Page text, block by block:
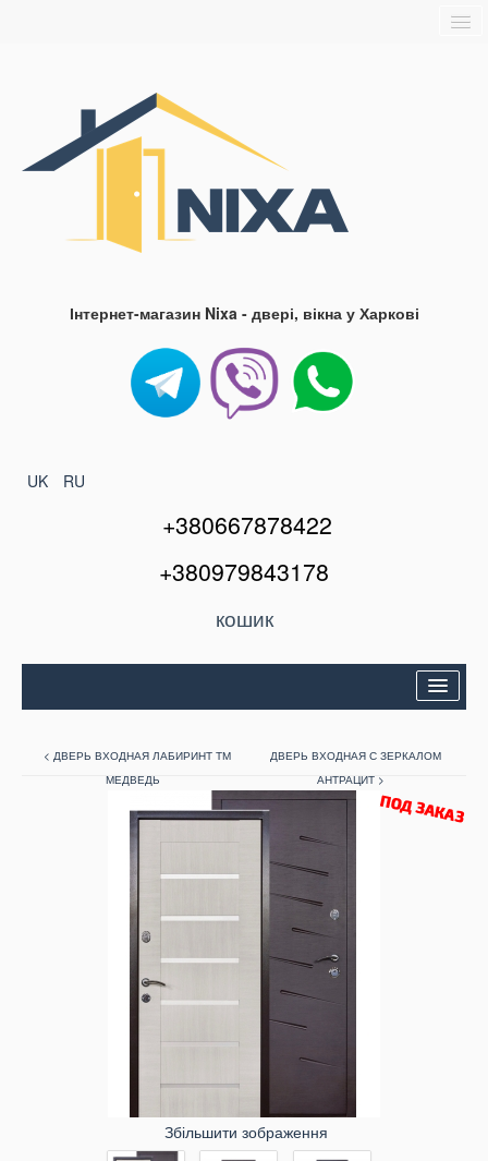
Блог
Інтернет-магазин Nixa - двері, вікна у Харкові
UK RU
+380667878422
+380979843178
кошик
Вікна та балкони
Кондиціонери
< ДВЕРЬ ВХОДНАЯ ЛАБИРИНТ ТМ
МЕДВЕДЬ
ДВЕРЬ ВХОДНАЯ С ЗЕРКАЛОМ
АНТРАЦИТ >
Збільшити зображення